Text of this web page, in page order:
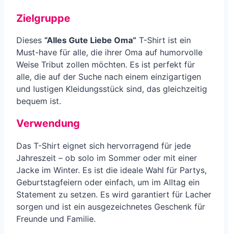
Zielgruppe
Dieses “Alles Gute Liebe Oma” T-Shirt ist ein
Must-have für alle, die ihrer Oma auf humorvolle
Weise Tribut zollen möchten. Es ist perfekt für
alle, die auf der Suche nach einem einzigartigen
und lustigen Kleidungsstück sind, das gleichzeitig
bequem ist.
Verwendung
Das T-Shirt eignet sich hervorragend für jede
Jahreszeit – ob solo im Sommer oder mit einer
Jacke im Winter. Es ist die ideale Wahl für Partys,
Geburtstagfeiern oder einfach, um im Alltag ein
Statement zu setzen. Es wird garantiert für Lacher
sorgen und ist ein ausgezeichnetes Geschenk für
Freunde und Familie.